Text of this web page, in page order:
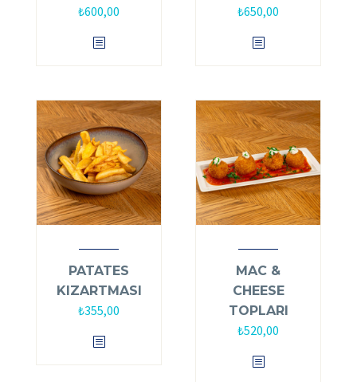
₺600,00 ₺650,00
PATATES
KIZARTMASI
₺355,00
MAC &
CHEESE
TOPLARI
₺520,00